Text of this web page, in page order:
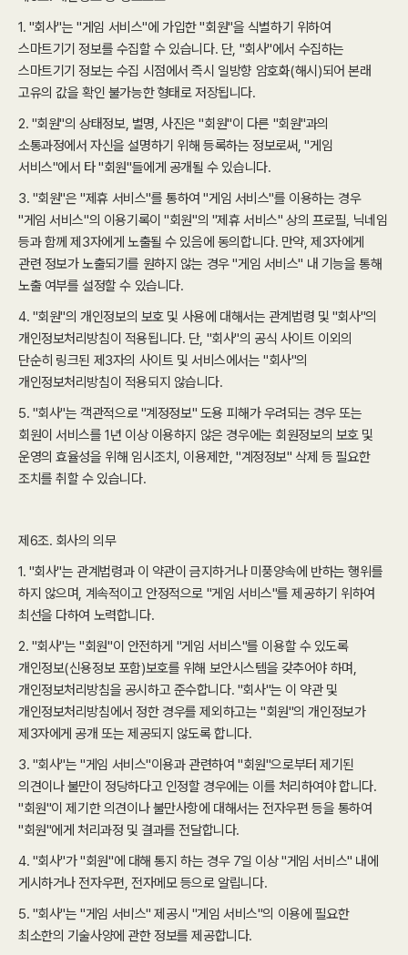
1. "회사"는 "게임 서비스"에 가입한 "회원"을 식별하기 위하여
스마트기기 정보를 수집할 수 있습니다. 단, "회사"에서 수집하는
스마트기기 정보는 수집 시점에서 즉시 일방향 암호화(해시)되어 본래
고유의 값을 확인 불가능한 형태로 저장됩니다.
2. "회원"의 상태정보, 별명, 사진은 "회원"이 다른 "회원"과의
소통과정에서 자신을 설명하기 위해 등록하는 정보로써, "게임
서비스"에서 타 "회원"들에게 공개될 수 있습니다.
3. "회원"은 "제휴 서비스"를 통하여 "게임 서비스"를 이용하는 경우
"게임 서비스"의 이용기록이 "회원"의 "제휴 서비스" 상의 프로필, 닉네임
등과 함께 제3자에게 노출될 수 있음에 동의합니다. 만약, 제3자에게
관련 정보가 노출되기를 원하지 않는 경우 "게임 서비스" 내 기능을 통해
노출 여부를 설정할 수 있습니다.
4. "회원"의 개인정보의 보호 및 사용에 대해서는 관계법령 및 "회사"의
개인정보처리방침이 적용됩니다. 단, "회사"의 공식 사이트 이외의
단순히 링크된 제3자의 사이트 및 서비스에서는 "회사"의
개인정보처리방침이 적용되지 않습니다.
5. "회사"는 객관적으로 "계정정보" 도용 피해가 우려되는 경우 또는
회원이 서비스를 1년 이상 이용하지 않은 경우에는 회원정보의 보호 및
운영의 효율성을 위해 임시조치, 이용제한, "계정정보" 삭제 등 필요한
조치를 취할 수 있습니다.
제6조. 회사의 의무
1. "회사"는 관계법령과 이 약관이 금지하거나 미풍양속에 반하는 행위를
하지 않으며, 계속적이고 안정적으로 "게임 서비스"를 제공하기 위하여
최선을 다하여 노력합니다.
2. "회사"는 "회원"이 안전하게 "게임 서비스"를 이용할 수 있도록
개인정보(신용정보 포함)보호를 위해 보안시스템을 갖추어야 하며,
개인정보처리방침을 공시하고 준수합니다. "회사"는 이 약관 및
개인정보처리방침에서 정한 경우를 제외하고는 "회원"의 개인정보가
제3자에게 공개 또는 제공되지 않도록 합니다.
3. "회사"는 "게임 서비스"이용과 관련하여 "회원"으로부터 제기된
의견이나 불만이 정당하다고 인정할 경우에는 이를 처리하여야 합니다.
"회원"이 제기한 의견이나 불만사항에 대해서는 전자우편 등을 통하여
"회원"에게 처리과정 및 결과를 전달합니다.
4. "회사"가 "회원"에 대해 통지 하는 경우 7일 이상 "게임 서비스" 내에
게시하거나 전자우편, 전자메모 등으로 알립니다.
5. "회사"는 "게임 서비스" 제공시 "게임 서비스"의 이용에 필요한
최소한의 기술사양에 관한 정보를 제공합니다.